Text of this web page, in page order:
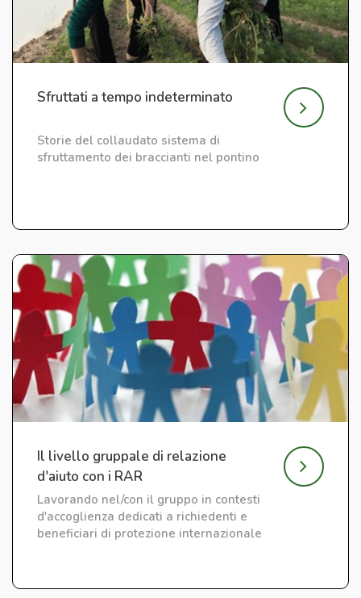
Sfruttati a tempo indeterminato
Storie del collaudato sistema di
sfruttamento dei braccianti nel pontino
Il livello gruppale di relazione
d'aiuto con i RAR
Lavorando nel/con il gruppo in contesti
d'accoglienza dedicati a richiedenti e
beneficiari di protezione internazionale